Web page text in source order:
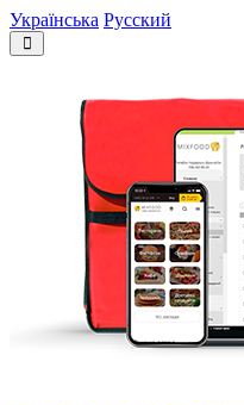
Українська Русский